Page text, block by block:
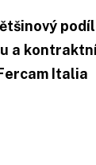
a
Italia